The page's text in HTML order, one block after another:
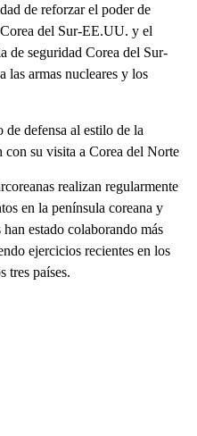
de reforzar el poder de
del Sur-EE.UU. y el
de seguridad Corea del Sur-
las armas nucleares y los
defensa al estilo de la
su visita a Corea del Norte
realizan regularmente
en la península coreana y
estado colaborando más
ejercicios recientes en los
tres países.